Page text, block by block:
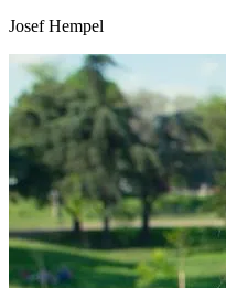
Josef Hempel